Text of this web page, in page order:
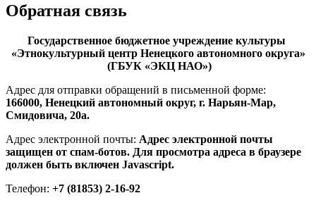
Обратная связь
Государственное бюджетное учреждение культуры
«Этнокультурный центр Ненецкого автономного округа»
(ГБУК «ЭКЦ НАО»)
Адрес для отправки обращений в письменной форме:
166000, Ненецкий автономный округ, г. Нарьян-Мар,
Смидовича, 20а.
Адрес электронной почты: Адрес электронной почты
защищен от спам-ботов. Для просмотра адреса в браузере
должен быть включен Javascript.
Телефон: +7 (81853) 2-16-92